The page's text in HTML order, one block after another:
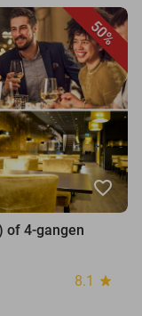
50%
favorite_border
of 4-gangen
8.1 star